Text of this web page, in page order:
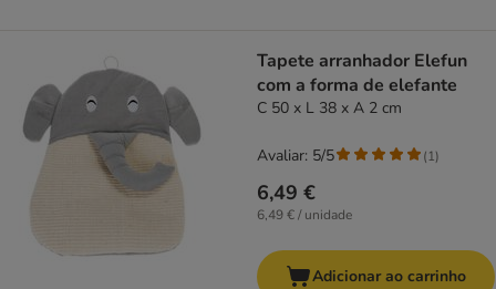
Tapete arranhador Elefun
com a forma de elefante
C 50 x L 38 x A 2 cm
6,49 €
6,49 € / unidade
Avaliar: 5/5 (1)
Adicionar ao carrinho